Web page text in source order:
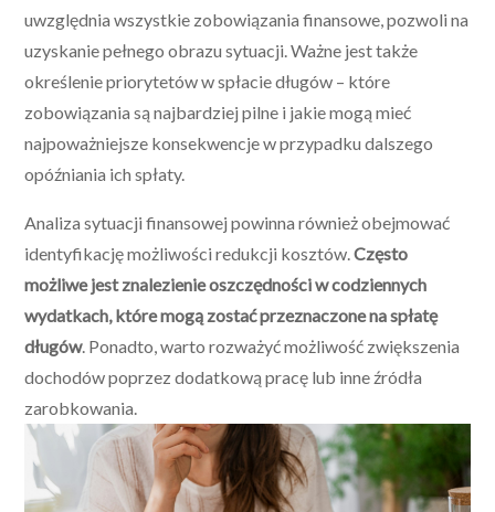
uwzględnia wszystkie zobowiązania finansowe, pozwoli na
uzyskanie pełnego obrazu sytuacji. Ważne jest także
określenie priorytetów w spłacie długów – które
zobowiązania są najbardziej pilne i jakie mogą mieć
najpoważniejsze konsekwencje w przypadku dalszego
opóźniania ich spłaty.
Analiza sytuacji finansowej powinna również obejmować
identyfikację możliwości redukcji kosztów.Często
możliwe jest znalezienie oszczędności w codziennych
wydatkach, które mogą zostać przeznaczone na spłatę
długów. Ponadto, warto rozważyć możliwość zwiększenia
dochodów poprzez dodatkową pracę lub inne źródła
zarobkowania.